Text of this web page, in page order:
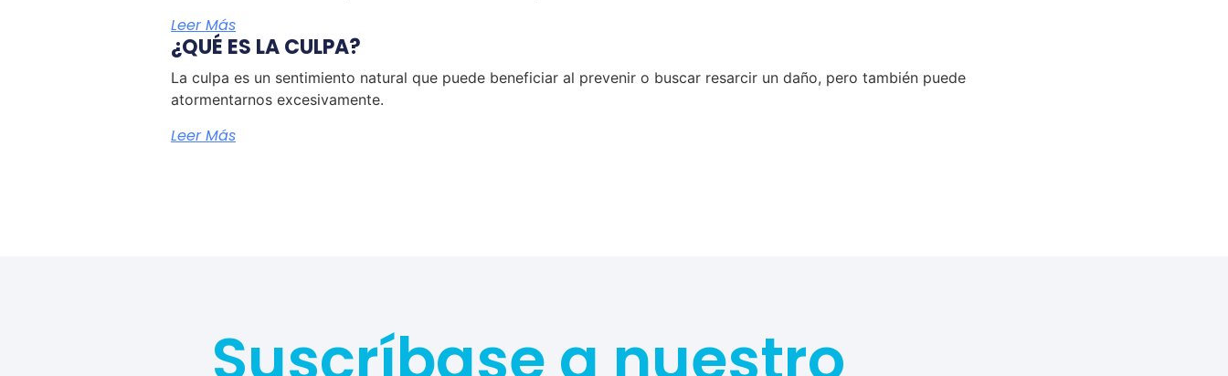
Leer Más
¿QUÉ ES LA CULPA?
La culpa es un sentimiento natural que puede beneficiar al prevenir o buscar resarcir un daño, pero también puede
atormentarnos excesivamente.
Leer Más